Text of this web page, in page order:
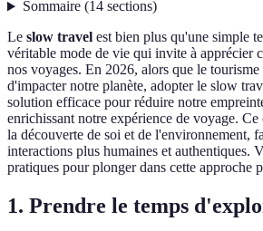
Sommaire(14 sections)
Le slow travel est bien plus qu'une simple
véritable mode de vie qui invite à apprécier
nos voyages. En 2026, alors que le tourisme
d'impacter notre planète, adopter le slow
solution efficace pour réduire notre
enrichissant notre expérience de voyage.
la découverte de soi et de l'environnement,
interactions plus humaines et authentiques.
pratiques pour plonger dans cette approche
1. Prendre le temps